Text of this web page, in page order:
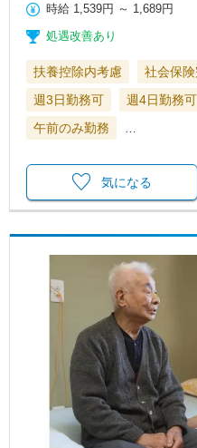
時給 1,539円 ～ 1,689円
処遇改善あり
扶養控除内考慮 社会保
週3日勤務可
週4日勤務可
午前のみ勤務
気になる